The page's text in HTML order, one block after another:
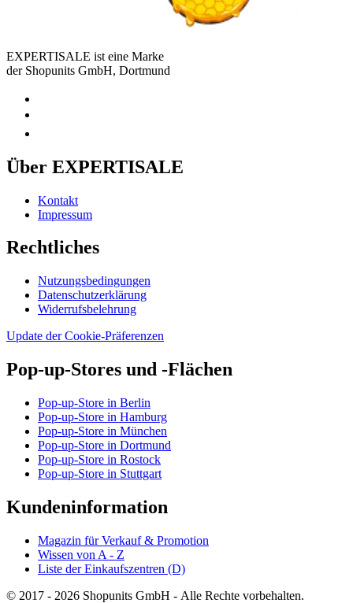
EXPERTISALE ist eine Marke
der Shopunits GmbH, Dortmund
Über EXPERTISALE
Kontakt
Impressum
Rechtliches
Nutzungsbedingungen
Datenschutzerklärung
Widerrufsbelehrung
Update der Cookie-Präferenzen
Pop-up-Stores und -Flächen
Pop-up-Store in Berlin
Pop-up-Store in Hamburg
Pop-up-Store in München
Pop-up-Store in Dortmund
Pop-up-Store in Rostock
Pop-up-Store in Stuttgart
Kundeninformation
Magazin für Verkauf & Promotion
Wissen von A - Z
Liste der Einkaufszentren (D)
© 2017 - 2026 Shopunits GmbH - Alle Rechte vorbehalten.